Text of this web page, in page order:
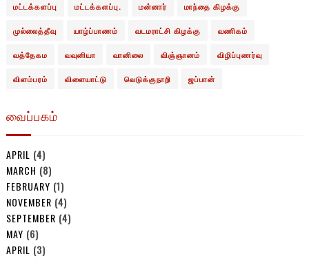
மட்டக்களப்பு மட்டக்களப்பு. மன்னார் மாந்தை கிழக்கு
முல்லைத்தீவு யாழ்ப்பாணம் வடமராட்சி கிழக்கு வணிகம்
வத்தேகம வவுனியா வானிலை விஞ்ஞானம் விழிப்புணர்வு
விளம்பரம் விளையாட்டு வெடுக்குநாறி ஜப்பான்
வைப்பகம்
APRIL (4)
MARCH (8)
FEBRUARY (1)
NOVEMBER (4)
SEPTEMBER (4)
MAY (6)
APRIL (3)